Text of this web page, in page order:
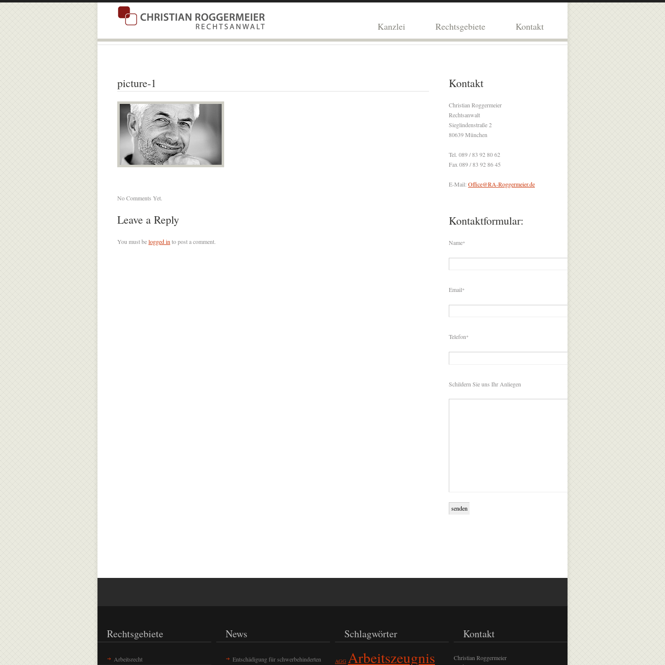
Kanzlei Rechtsgebiete Kontakt
picture-1
No Comments Yet.
Leave a Reply
You must belogged in to post a comment.
Kontakt
Christian Roggermeier
Rechtsanwalt
Sieglindenstraße 2
80639 München
Tel. 089 / 83 92 80 62
Fax 089 / 83 92 86 45
E-Mail: Office@RA-Roggermeier.de
Kontaktformular:
Name*
Email*
Telefon*
Schildern Sie uns Ihr Anliegen
Rechtsgebiete
Arbeitsrecht
News
Entschädigung für schwerbehinderten
Schlagwörter
AGG Arbeitszeugnis
Kontakt
Christian Roggermeier